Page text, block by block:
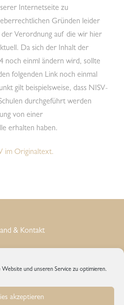
und unseren Service zu optimieren.
akzeptieren
Internetseite zu
Gründen leider
Verordnung auf die wir hier
Da sich der Inhalt der
noch einml ändern wird, sollte
folgenden Link noch einmal
gilt beispielsweise, dass NISV-
durchgeführt werden
von einer
erhalten haben.
im Originaltext.
& Kontakt